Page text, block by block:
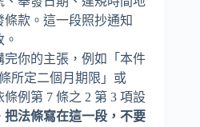
款。這一段照抄通知
完你的主張，例如「本件
所定二個月期限」或
條例第 7 條之 2 第 3 項設
把法條寫在這一段，不要